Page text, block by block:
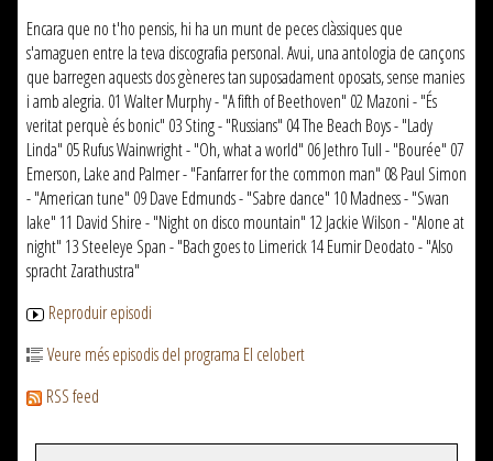
Encara que no t'ho pensis, hi ha un munt de peces clàssiques que
s'amaguen entre la teva discografia personal. Avui, una antologia de cançons
que barregen aquests dos gèneres tan suposadament oposats, sense manies
i amb alegria. 01 Walter Murphy - "A fifth of Beethoven" 02 Mazoni - "És
veritat perquè és bonic" 03 Sting - "Russians" 04 The Beach Boys - "Lady
Linda" 05 Rufus Wainwright - "Oh, what a world" 06 Jethro Tull - "Bourée" 07
Emerson, Lake and Palmer - "Fanfarrer for the common man" 08 Paul Simon
- "American tune" 09 Dave Edmunds - "Sabre dance" 10 Madness - "Swan
lake" 11 David Shire - "Night on disco mountain" 12 Jackie Wilson - "Alone at
night" 13 Steeleye Span - "Bach goes to Limerick 14 Eumir Deodato - "Also
spracht Zarathustra"
Reproduir episodi
Veure més episodis del programa El celobert
RSS feed